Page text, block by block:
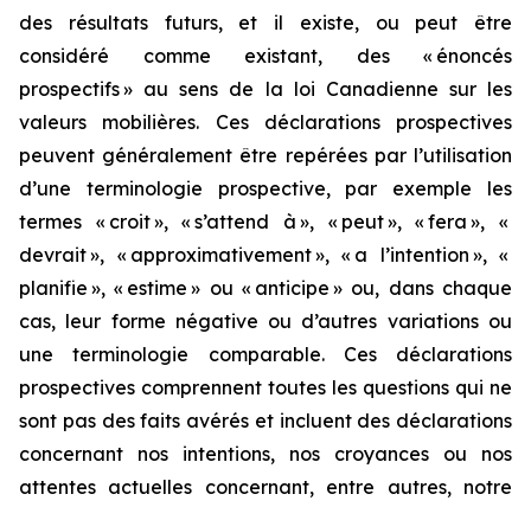
des résultats futurs, et il existe, ou peut être
considéré comme existant, des « énoncés
prospectifs » au sens de la loi Canadienne sur les
valeurs mobilières. Ces déclarations prospectives
peuvent généralement être repérées par l’utilisation
d’une terminologie prospective, par exemple les
termes « croit », « s’attend à », « peut », « fera », «
devrait », « approximativement », « a l’intention », «
planifie », « estime » ou « anticipe » ou, dans chaque
cas, leur forme négative ou d’autres variations ou
une terminologie comparable. Ces déclarations
prospectives comprennent toutes les questions qui ne
sont pas des faits avérés et incluent des déclarations
concernant nos intentions, nos croyances ou nos
attentes actuelles concernant, entre autres, notre